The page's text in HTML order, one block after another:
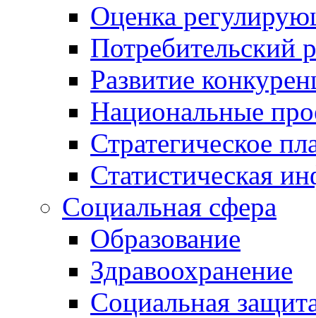
Оценка
Потребительский
Развитие
Национальные
Стратегическое
Статистическая
Социальная сфера
Образование
Здравоохранение
Социальная